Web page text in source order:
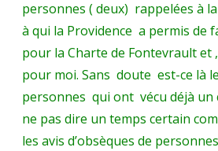
Providence.
(M.
Devert,
Dr
M.
personnes ( deux) rappelées à
à qui la Providence a permis de
pour la Charte de Fontevrault et
pour moi. Sans doute est-ce là
personnes qui ont vécu déjà
ne pas dire un temps certain
les avis d’obsèques de